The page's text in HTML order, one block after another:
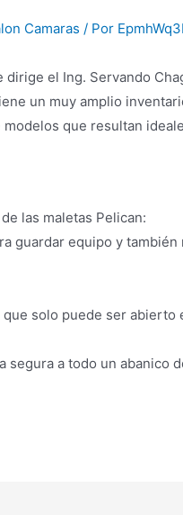
Camaras / Por
dirige el Ing. Servando
un muy amplio
que resultan
las maletas Pelican:
guardar equipo y
solo puede ser abierto
segura a todo un abanico